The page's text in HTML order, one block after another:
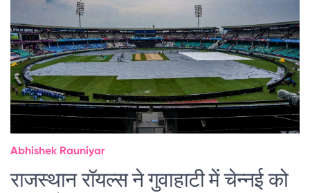
Abhishek Rauniyar
राजस्थान रॉयल्स ने गुवाहाटी में चेन्नई को